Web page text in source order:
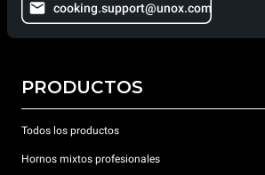
cooking.support@unox.com
PRODUCTOS
Todos los productos
Hornos mixtos profesionales